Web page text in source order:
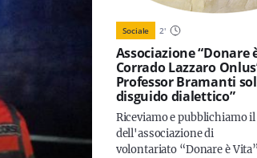
Sociale 2'
Associazione “Donare
Corrado Lazzaro
Professor Bramanti
disguido dialettico”
Riceviamo e pubblichiamo
dell'associazione di
volontariato “Donare è